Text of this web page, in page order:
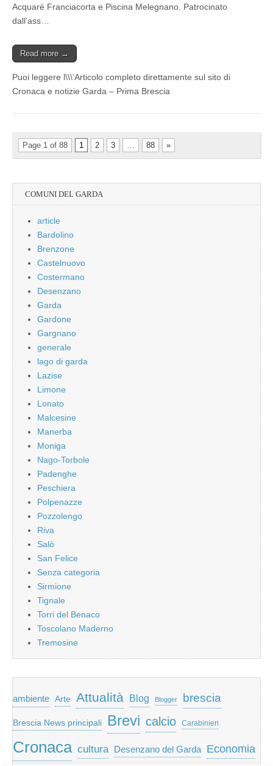
Acquarè Franciacorta e Piscina Melegnano. Patrocinato
dall’ass…
Read more →
Puoi leggere l\\\’Articolo completo direttamente sul sito di
Cronaca e notizie Garda – Prima Brescia
Page 1 of 88 1 2 3 88 »
COMUNI DEL GARDA
article
Bardolino
Brenzone
Castelnuovo
Costermano
Desenzano
Garda
Gardone
Gargnano
generale
lago di garda
Lazise
Limone
Lonato
Malcesine
Manerba
Moniga
Nago-Torbole
Padenghe
Peschiera
Polpenazze
Pozzolengo
Riva
Salò
San Felice
Senza categoria
Sirmione
Tignale
Torri del Benaco
Toscolano Maderno
Tremosine
ambiente Arte Attualità Blog Blogger brescia
Brescia News principali Brevi calcio Carabinieri
Cronaca cultura Desenzano del Garda Economia